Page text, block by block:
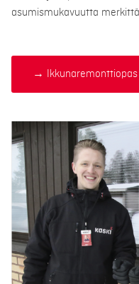
asumismukavuutta
→ Ikkunaremonttiopas